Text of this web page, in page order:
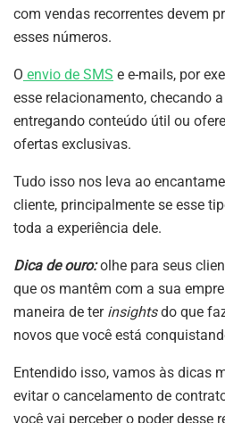
com vendas recorrentes devem
esses números.
O envio de SMS e e-mails, por
esse relacionamento, checando
entregando conteúdo útil ou
ofertas exclusivas.
Tudo isso nos leva ao
cliente, principalmente se esse
toda a experiência dele.
Dica de ouro:olhe para seus
que os mantêm com a sua
maneira de ter insightsdo que
novos que você está
Entendido isso, vamos às dicas
evitar o cancelamento de
você vai perceber o poder desse